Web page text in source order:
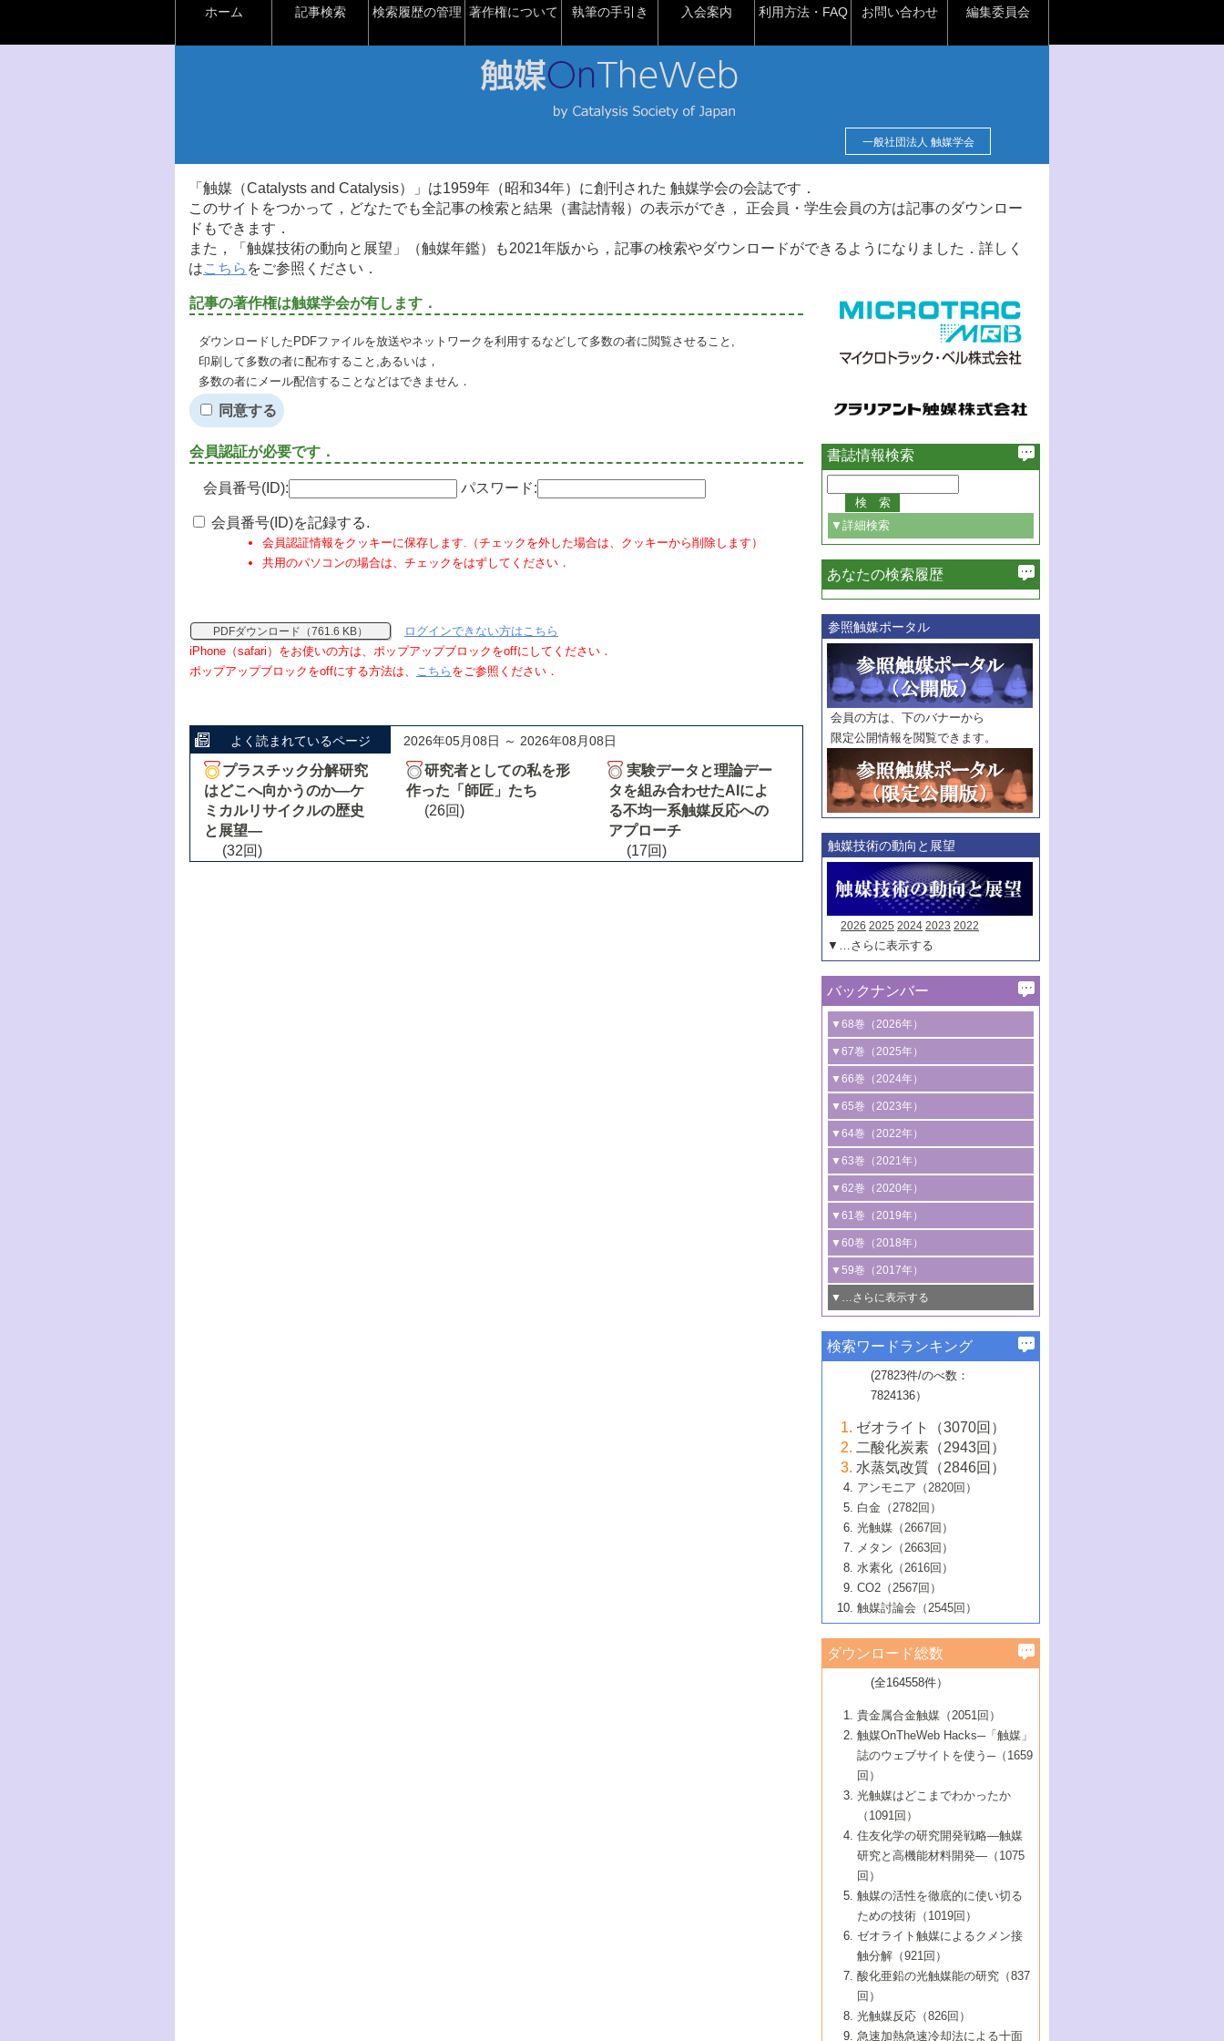
ホーム 記事検索 検索履歴の管理 著作権について 執筆の手引き 入会案内 利用方法・FAQ お問い合わせ 編集委員会
一般社団法人 触媒学会
「触媒（Catalysts and Catalysis）」は1959年（昭和34年）に創刊された 触媒学会の会誌です．
このサイトをつかって，どなたでも全記事の検索と結果（書誌情報）の表示ができ， 正会員・学生会員の方は記事のダウンロー
ドもできます．
また，「触媒技術の動向と展望」（触媒年鑑）も2021年版から，記事の検索やダウンロードができるようになりました．詳しく
はこちら をご参照ください．
記事の著作権は触媒学会が有します．
ダウンロードしたPDFファイルを放送やネットワークを利用するなどして多数の者に閲覧させること,
印刷して多数の者に配布すること,あるいは，
多数の者にメール配信することなどはできません．
同意する
会員認証が必要です．
会員番号(ID): パスワード:
会員番号(ID)を記録する.
会員認証情報をクッキーに保存します.（チェックを外した場合は、クッキーから削除します）
共用のパソコンの場合は、チェックをはずしてください．
PDFダウンロード（761.6 KB）
ログインできない方はこちら
iPhone（safari）をお使いの方は、ポップアップブロックをoffにしてください．
ポップアップブロックをoffにする方法は、 こちら をご参照ください．
よく読まれているページ 2026年05月08日 ～ 2026年08月08日
プラスチック分解研究
はどこへ向かうのか―ケ
ミカルリサイクルの歴史
と展望―
(32回)
研究者としての私を形
作った「師匠」たち
(26回)
実験データと理論デー
タを組み合わせたAIによ
る不均一系触媒反応への
アプローチ
(17回)
書誌情報検索
▼詳細検索
必ず含む
巻・号指定
巻
号
範囲指定
巻
号～
巻
号
触媒年鑑
年度
記事種別
マーク：
マークあり
あなたの検索履歴
参照触媒ポータル
会員の方は、下のバナーから
限定公開情報を閲覧できます。
触媒技術の動向と展望
2026 2025 2024 2023 2022
▼…さらに表示する
バックナンバー
▼68巻（2026年）
1号 過酸化水素合成に関する研究動向
2号 コンピューター技術により加速する
触媒開発
3号 有機分子変換やCO 資源化のための
光触媒に関する最近の研究
B号 第137回触媒討論会（2026年）
▼67巻（2025年）
1号 CO
水素化によるグリーン燃料/グリ
ーンケミカル製造
2号 水素製造のための水分解技術に関す
る最近の研究
3号 オレフィン系樹脂の精密合成に関す
る最新技術
4号 アルコール類の効率的変換を実現す
る非貴金属触媒の研究動向
5号 ゼオライトの合成と応用における研
究動向
6号 ヘテロ接合界面
B号 第135回触媒討論会（2025年）
▼66巻（2024年）
1号 低次元ナノ構造を有する触媒材料
2号 規制反応場を活用した固体触媒研究
の新展開
3号 未踏分子変換を目指した酸化触媒プ
ロセスの最前線
4号 シンクロトロン放射光および中性子
線を利用した触媒解析技術の最先端
5号 単原子触媒
6号 参照触媒委員会からのお知らせ
B号 第133回触媒討論会（2023年）
▼65巻（2023年）
1号 炭素が関わる触媒機能
2号 プラスチックケミカルリサイクルの
ための触媒技術
3号 非酸化物系金属化合物を基盤とした
触媒材料の開発
4号 格子酸素・格子酸素欠陥を利用した
触媒反応
5号 生体触媒によるエネルギー変換反応
6号 窒素とリンの循環のための触媒・機
能性材料
▼64巻（2022年）
1号 合成ガス製造とCOを用いるケミカル
ズ合成の最新動向
2号 化学品合成のための合金触媒開発
3号 CO の排出削減および有効活用のた
めの触媒技術
4号 若手による情報発信企画～とびたて
若き触媒の研究者たち～（1）
若き触媒の研究者たち～（2）
6号 石油のノーブル・ユースを志向した
触媒技術
大学：オンライン・対面開催）
▼63巻（2021年）
1号 金触媒の新展開
2号 ペロブスカイト
3号 特殊反応場を利用した触媒的分子変
換反応
4号 多孔質材料を用いた触媒の新展開
5号 情報学的手法を用いた触媒開発
6号 カーボンニュートラルに向けた電解
技術
B号 第127回触媒討論会（2021年・オン
ライン開催(Zoom)のみ）
▼62巻（2020年）
1号 触媒設計を拓く欠陥構造のキャラク
タリゼーション
2号 機能化学品製造に資するクリーンな
触媒的酸化反応
3号 水処理のための触媒化学
4号 光触媒を用いた水分解の最新の研究
動向
5号 次世代の触媒プロセスを支えるマイ
6号 メタン転換技術の最新動向
B号 第125回触媒討論会（2020年・工学
院大学）
▼61巻（2019年）
1号 物質移動制御に着目した触媒プロセ
ス開発
2号 CO2 フリー水素サプライチェーンに
関わる触媒開発動向
3号 精密高分子合成に関する最近の研究
動向
4号 バイオマス化成品製造のための触媒
5号 固体触媒による含窒素有機化合物変
換の最前線
6号 貴金属使用量低減に向けた自動車排
ガス浄化触媒の開発
B号 第123回触媒討論会（2019年・大阪
▼60巻（2018年）
1号 固体酸触媒の最新の研究動向
2号 二酸化炭素からの有用化学品合成
3号 ナノ粒子・クラスター触媒の最前線
4号 60周年記念企画
5号 進化するゼオライト合成技術
6号 非貴金属系触媒における電気化学的
B号 第121回触媒討論会（2018年・東京
大学）
▼59巻（2017年）
1号 いたるところに，触媒
最先端技術
3号 無機分離膜材料の開発と触媒反応プ
ロセスへの適用
5号 水素のふるまいを解き明かす最先端
研究
6号 低級アルカンの有効利用のための触
媒技術
B号 第119回触媒討論会（2017年・首都
大学東京）
▼…さらに表示する
1号 ユニークな構造の高分子を生み出す触
2号 リグニンからの化成品製造に向けた触
媒技術
3号 触媒研究の最先端～とびたて若き研究
者たち～（1）
4号 触媒研究の最先端～とびたて若き研究
者たち～（2）
5号 触媒研究の最先端～とびたて若き研究
者たち～（3）
6号 イオニクス材料と燃料電池・電解合成
の最新の研究動向
B号 第117回触媒討論会（2016年・大阪府
立大学）
▼57巻（2015年）
1号 水素キャリアにかかわる触媒技術の新
2号 石油精製用触媒の最近の進展
3号 固体酸化物形燃料電池（SOFC）におけ
るアノード触媒上での燃料直接改質技術
4号 コアシェル構造の制御による触媒機能
5号 工業触媒およびその周辺技術の最近の
進歩
6号 ナノシート
B号 第115回触媒討論会（2015年・成蹊大
▼56巻（2014年）
2号 光触媒反応機構に関する最新の研究動
向
開発動向
4号 人工光合成に向けた近年のアプローチ
5号 未利用熱エネルギーの有効活用に貢献
する触媒技術
6号 ポリオキソメタレート
B号 第113回触媒討論会（2014年・ロワジ
ールホテル豊橋）
1号 高耐久性燃料電池システム用触媒にお
ける新展開
2号 リビングラジカル重合の最近の動向
3号 天然ガスの化学工業的展開に関する触
媒技術
4号 貴金属触媒の精密構造制御とその活用
5号 バイオマス化成品製造のための固体触
6号 ナノ空間─吸着状態解析から新機能開拓
B号 第111回触媒討論会（2013年・関西大
▼54巻（2012年）
1号 規則性多孔体の利用技術における最近
の進歩
2号 第109回触媒討論会
3号 貴金属低減技術の最新動向
4号 貴金属代替技術の最新動向
5号 光触媒による物質変換反応の新展開
6号 グラフェン
7号 水素を利用する化成品合成の新潮流
▼53巻（2011年）
1号 金属学から見る合金触媒の新展開
2号 第107回触媒討論会
3号 触媒のその場観察法の進歩（１）
4号 触媒のその場観察法の進歩（２）
5号 不活性結合の触媒的活性化による有機
合成
6号 新しい固体酸触媒技術
7号 ゼオライト合成における最近の進歩
▼52巻（2010年）
1号 触媒の劣化対策と長寿命触媒開発
2号 第105回触媒討論会
3号 ナノ構造が拓く新機能
4号 活性サイトおよびその環境の精密な設
計による触媒の高機能化
5号 触媒を有効に使うための技術
7号 有機分子触媒による精密有機合成
8号 高機能化ポリオレフィンに向けた重合
触媒の最近の進展
1号 炭素材料－熱い注目を集める材料－
2号 第103回触媒討論会
3号 環境浄化用光触媒の現状と課題
4号 水素社会の実現に向けた水素製造・貯
蔵技術の進歩
5号 CO2が関わる触媒・材料
7号 持続可能社会実現のための触媒および
触媒関連技術
▼50巻（2008年）
1号 触媒化学と学会のこの10年，半世紀，
そして未来
2号 第101回触媒討論会
4号 錯体を利用したユニークな表面構造の
構築と機能
5号 若手会員による触媒研究の未来展望1：
企業編
6号 第102回触媒討論会
7号 触媒・化学反応における計算化学の進
8号 若手研究者による触媒研究の未来展望
2：大学・研究所編
▼49巻（2007年）
1号 含フッ素化合物の合成と触媒
2号 第99回触媒討論会
3号 実用的ファインケミカル合成プロセス
を実現する触媒
5号 こんな物質，あんな物質―新たな触媒
の可能性―
7号 『結晶の化学』を活かした触媒研究
8号 イオン液体の応用
▼48巻（2006年）
1号 固体酸触媒の最近の進歩
2号 第97回触媒討論会
3号 リビング重合触媒の最近の展開
5号 水素製造・貯蔵のための触媒技術の新
しい展開
6号 第98回触媒討論会
7号 基礎化学品製造の触媒技術
8号 多機能型リアクター
1号 最近の触媒担体とその効果
2号 第95回触媒討論会
4号 水分解用光触媒材料
5号 時間分解分光の進歩と応用
6号 第96回触媒討論会
8号 超臨界流体を用いた化学プロセスの新
▼46巻（2004年）
1号 部分酸化反応触媒の最前線
2号 第93回触媒討論会
3号 特殊エネルギー場の触媒反応
4号 生体内における金属の触媒作用
5号 ファインケミカルズの展開に寄与する
6号 第94回触媒討論会
7号 サブナノレベルでみた新しい表面現象
8号 オレフィン重合触媒の新たな展
▼45巻（2003年）
1号 なぜこの触媒が良いのか？
2号 第91回触媒討論会
3号 最近の自動車排ガス処理技術
4号 触媒研究の現状と将来─第90回触媒討論
5号 基礎化学品製造の触媒技術
6号 第92回触媒討論会
7号 基礎化学品製造の触媒技術
8号 資源の循環と触媒技術
▼44巻（2002年）
1号 高次制御された触媒の化学
2号 第89回触媒討論会
3号 触媒を利用した電気化学の新展開
4号 ナノ材料の調製と機能化
5号 こんな触媒が欲しい
6号 第90回触媒討論会
7号 触媒研究と学術雑誌/情報
8号 若い世代からみた触媒化学の現状と未
▼43巻（2001年）
1号 グリーンケミストリーと触媒
2号 第87回触媒討論会特集号
3号 生体触媒とバイオプロセス
4号 水素製造・利用の触媒化学
5号 触媒研究における新しい切り口：コン
ビナトリアルケミストリー
6号 第88回触媒討論会特集号
7号 企業における触媒研究のブレークスル
8号 この材料を触媒として使ってみません
▼42巻（2000年）
1号 触媒反応工学の明日を拓く
2号 第85回触媒討論会
3号 反応ダイナミクス
5号 触媒のおもしろさをどのように伝える
6号 第86回触媒討論会
7号 水素化精製触媒の新しい展開
8号 新しい反応性と機能性を目指した金属
クラスタ-化学
▼41巻（1999年）
1号 孔、穴、あな?-特異な空間とその利用-
2号 第83回触媒討論会
3号 均一系触媒反応最前線
4号 実用炭素材料の新展開
5号 研究の方法論を考える
7号 機能性金属材料と触媒
8号 触媒研究へのNMRの応用と展望
▼40巻（1998年）
進展と21世紀への提言/創立40周年記念・触
媒学会この10年の歩みとこれから/創立40周
2号 第81回触媒討論会
3号 計算機触媒化学へのさそい
4号 触媒劣化の制御と予測
5号 最新の実用プロセスと触媒
6号 第82回触媒討論会
1号 均一系と不均一系触媒反応-その特徴と
接点
2号 第79回触媒討論会
3号 最新NO除去触媒の実用化研究
4号 新しい反応場を目指した触媒調製
5号 反応・分離技術の新しい展開
6号 第80回触媒討論会
▼38巻（1996年）
1号 触媒の構造と触媒作用/C1化学を中心と
する21世紀への触媒
3号 オリンピックメダル:金・銀・銅はどん
な触媒作用を示すか
4号 触媒作用における機能の複合化
▼37巻（1995年）
1号 ファインケミカルズと固体触媒
2号 第75回触媒討論会
3号 希土類を利用した触媒
4号 触媒とリサイクル
5号 エネルギー変換触媒
▼36巻（1994年）
1号 電気化学と触媒
2号 第73回触媒討論会
3号 C4化学の展開
4号 《通常号》
▼35巻（1993年）
1号 工業触媒開発マニュアル―探索から工
業化まで
2号 第71回触媒討論会
▼34巻（1992年）
1号 インパクトを与えたこの研究
2号 第69回触媒討論会
▼33巻（1991年）
1号 触媒プロセス開発マニュアル―探索か
▼32巻（1990年）
検索ワードランキング
(27823件/のべ数：
7824136）
ゼオライト（3070回）
二酸化炭素（2943回）
水蒸気改質（2846回）
アンモニア（2820回）
白金（2782回）
光触媒（2667回）
メタン（2663回）
水素化（2616回）
CO2（2567回）
触媒討論会（2545回）
ダウンロード総数
(全164558件）
貴金属合金触媒（2051回）
触媒OnTheWeb Hacks─「触媒」
誌のウェブサイトを使う─（1659
回）
光触媒はどこまでわかったか
（1091回）
住友化学の研究開発戦略―触媒
研究と高機能材料開発―（1075
回）
触媒の活性を徹底的に使い切る
ための技術（1019回）
ゼオライト触媒によるクメン接
触分解（921回）
酸化亜鉛の光触媒能の研究（837
回）
光触媒反応（826回）
急速加熱急速冷却法による十面